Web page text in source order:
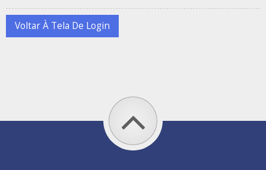
Voltar À Tela De Login